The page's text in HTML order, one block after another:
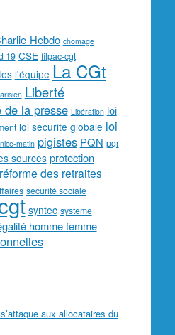
Hebdo chomage
19 CSE filpac-cgt
l'équipe La CGt
Liberté
de la presse Libération loi
loi securite globale loi
nice-matin pigistes PQN pqr
sources protection
réforme des retraites
securité sociale
syntec systeme
homme femme
aux allocataires du